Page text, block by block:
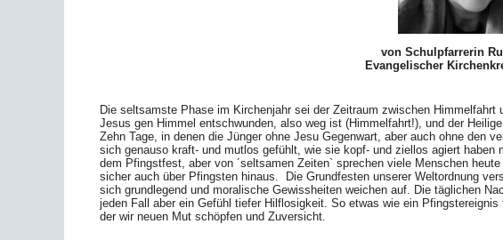
von Schulpfarrerin
Evangelischer
Die seltsamste Phase im Kirchenjahr sei der Zeitraum zwischen
Jesus gen Himmel entschwunden, also weg ist (Himmelfahrt!), und der
Zehn Tage, in denen die Jünger ohne Jesu Gegenwart, aber auch ohne den
sich genauso kraft- und mutlos gefühlt, wie sie kopf- und ziellos agiert
dem Pfingstfest, aber von ´seltsamen Zeiten` sprechen viele Menschen
sicher auch über Pfingsten hinaus. Die Grundfesten unserer Weltordnung
sich grundlegend und moralische Gewissheiten weichen auf. Die täglichen
jeden Fall aber ein Gefühl tiefer Hilflosigkeit. So etwas wie ein
der wir neuen Mut schöpfen und Zuversicht.